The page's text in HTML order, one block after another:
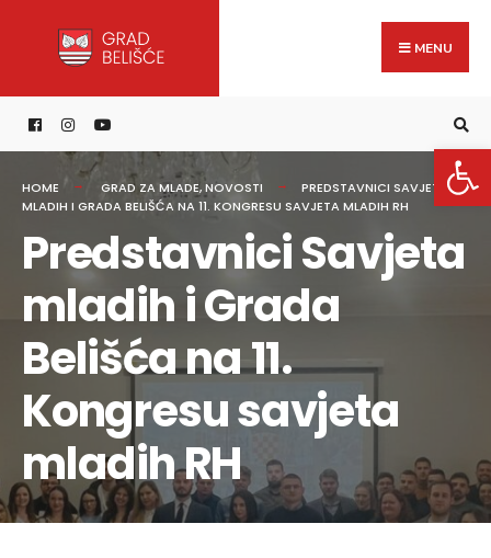
content
MENU
HOME GRAD ZA MLADE,NOVOSTI
PREDSTAVNICI SAVJETA
MLADIH I GRADA BELIŠĆA NA 11. KONGRESU SAVJETA MLADIH RH
Predstavnici Savjeta
mladih i Grada
Belišća na 11.
Kongresu savjeta
mladih RH
for: